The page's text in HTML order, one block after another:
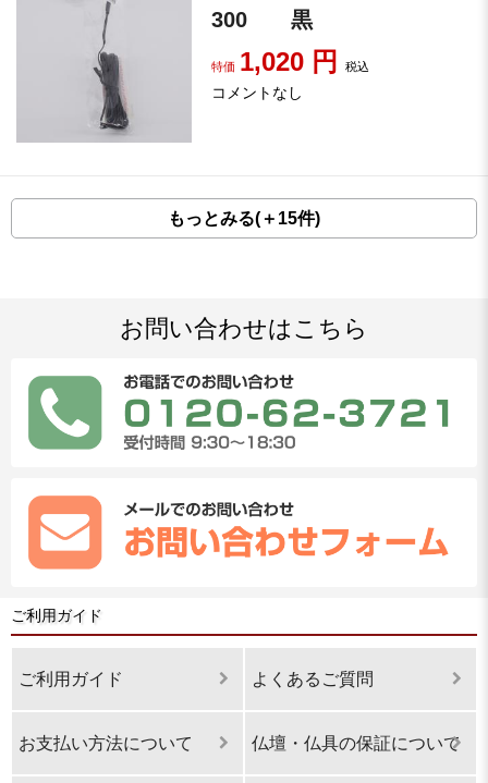
300 黒
特価 1,020 円税込
コメントなし
もっとみる(＋15件)
お問い合わせはこちら
ご利用ガイド
ご利用ガイド よくあるご質問
お支払い方法について 仏壇・仏具の保証について